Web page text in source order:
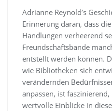
Adrianne Reynold’s
Erinnerung daran, dass
Handlungen verheerend
Freundschaftsbande
entstellt werden können.
wie Bibliotheken sich
verändernden
anpassen, ist
wertvolle Einblicke in